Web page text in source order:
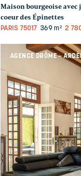
Maison bourgeoise
coeur des Épinettes
PARIS 75017 369 m² 2
AGENCE DRÔME –